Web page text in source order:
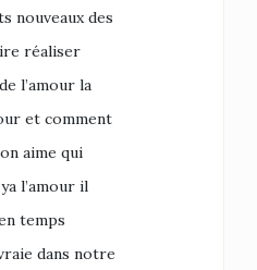
nouveaux des
réaliser
l’amour la
et comment
aime qui
l’amour il
temps
dans notre